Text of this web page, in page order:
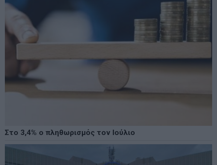
Στο 3,4% ο πληθωρισμός τον Ιούλιο